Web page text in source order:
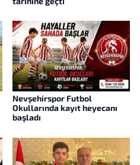
Nevşehirspor Futbol
Okullarında kayıt heyecanı
başladı